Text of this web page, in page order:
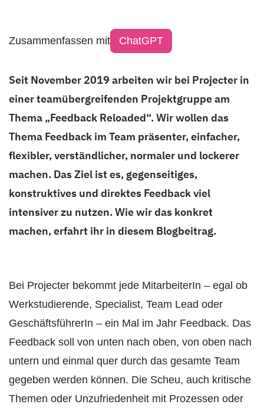
Zusammenfassen mit ChatGPT
Seit November 2019 arbeiten wir bei Projecter in
einer teamübergreifenden Projektgruppe am
Thema „Feedback Reloaded“. Wir wollen das
Thema Feedback im Team präsenter, einfacher,
flexibler, verständlicher, normaler und lockerer
machen. Das Ziel ist es, gegenseitiges,
konstruktives und direktes Feedback viel
intensiver zu nutzen. Wie wir das konkret
machen, erfahrt ihr in diesem Blogbeitrag.
Bei Projecter bekommt jede MitarbeiterIn – egal ob
Werkstudierende, Specialist, Team Lead oder
GeschäftsführerIn – ein Mal im Jahr Feedback. Das
Feedback soll von unten nach oben, von oben nach
untern und einmal quer durch das gesamte Team
gegeben werden können. Die Scheu, auch kritische
Themen oder Unzufriedenheit mit Prozessen oder